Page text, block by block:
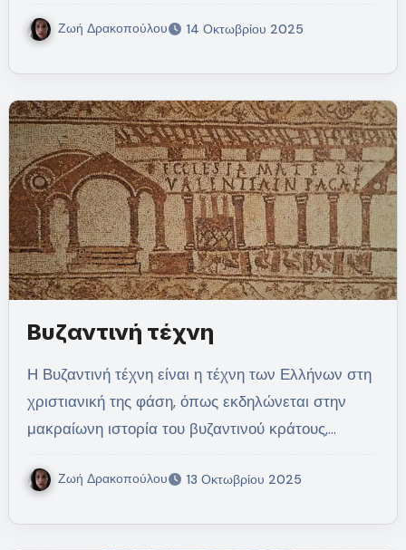
Ζωή Δρακοπούλου 14 Οκτωβρίου 2025
Βυζαντινή τέχνη
Η Βυζαντινή τέχνη είναι η τέχνη των Ελλήνων στη
χριστιανική της φάση, όπως εκδηλώνεται στην
μακραίωνη ιστορία του βυζαντινού κράτους,…
Ζωή Δρακοπούλου 13 Οκτωβρίου 2025